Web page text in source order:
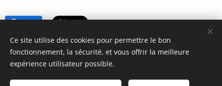
https://www.lessecretsdecoco.fr
Ce site utilise des cookies pour permettre le bon
fonctionnement, la sécurité, et vous offrir la meilleure
expérience utilisateur possible.